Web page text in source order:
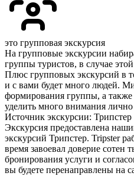
это групповая экскурсия
На групповые экскурсии
группы туристов, в случае
Плюс групповых экскурсий в
и с вами будет много людей.
формирования группы, а также
уделить много внимания
Источник экскурсии: Трипстер
Экскурсия предоставлена
экскурсий Трипстер. Tripster
время завоевал доверие сотен
бронирования услуги и
вы будете перенаправлены на